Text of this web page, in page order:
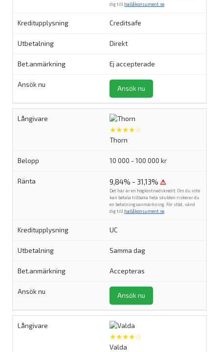
dig till hallåkonsument.se
Creditsafe
Direkt
Ej accepterade
Ansök nu
★★★★☆
Thorn
10 000 - 100 000 kr
9,84% - 31,13% ⚠
Det här är en högkostnadskredit. Om du inte
kan betala tillbaka hela skulden riskerar du
en betalningsanmärkning. För stöd, vänd
dig till hallåkonsument.se
UC
Samma dag
Accepteras
Ansök nu
★★★★☆
Valda